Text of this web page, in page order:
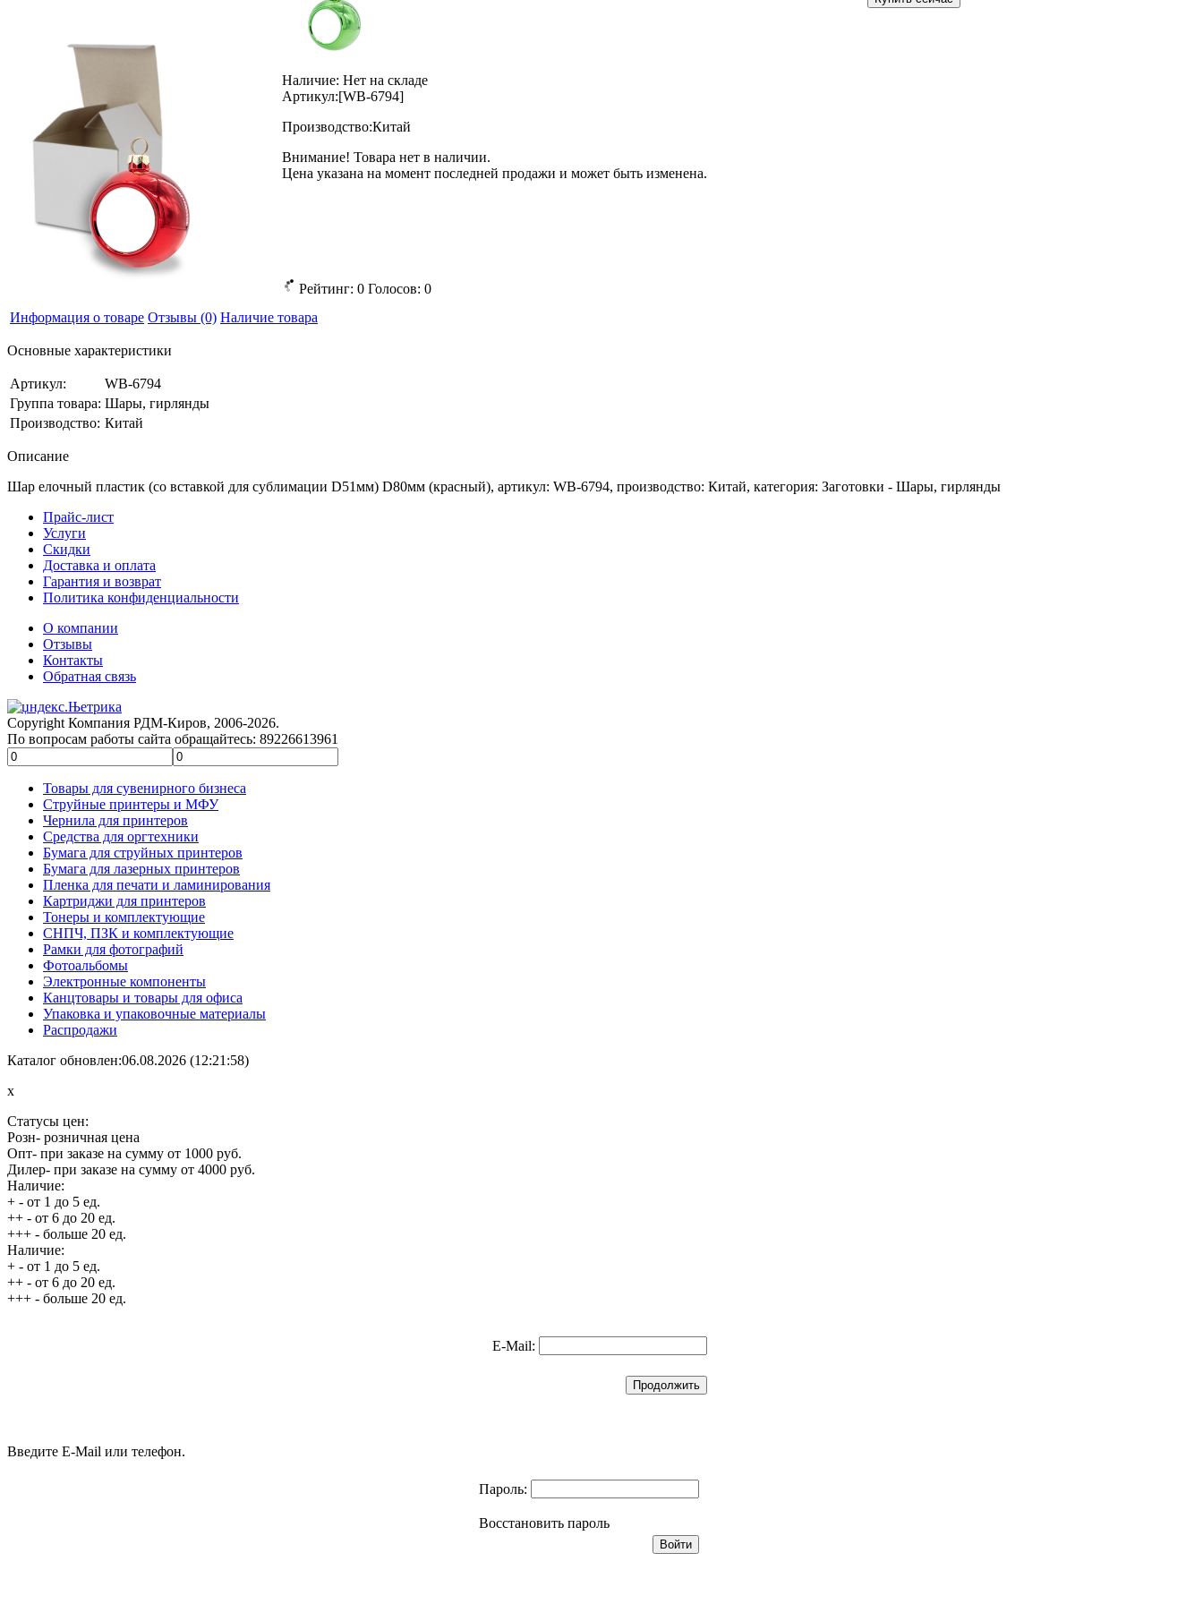
Наличие: Нет на складе
Артикул:[WB-6794]
Производство:Китай
Внимание! Товара нет в наличии.
Цена указана на момент последней продажи и может быть изменена.
Рейтинг: 0 Голосов: 0
Информация о товаре Отзывы (0) Наличие товара
Основные характеристики
Артикул:
WB-6794
Группа товара: Шары, гирлянды
Производство: Китай
Описание
Шар елочный пластик (со вставкой для сублимации D51мм) D80мм (красный), артикул: WB-6794, производство: Китай, категория: Заготовки - Шары, гирлянды
Прайс-лист
Услуги
Скидки
Доставка и оплата
Гарантия и возврат
Политика конфиденциальности
О компании
Отзывы
Контакты
Обратная связь
Copyright Компания РДМ-Киров, 2006-2026.
По вопросам работы сайта обращайтесь: 89226613961
Товары для сувенирного бизнеса
Струйные принтеры и МФУ
Чернила для принтеров
Средства для оргтехники
Бумага для струйных принтеров
Бумага для лазерных принтеров
Пленка для печати и ламинирования
Картриджи для принтеров
Тонеры и комплектующие
СНПЧ, ПЗК и комплектующие
Рамки для фотографий
Фотоальбомы
Электронные компоненты
Канцтовары и товары для офиса
Упаковка и упаковочные материалы
Распродажи
Каталог обновлен:06.08.2026 (12:21:58)
x
Статусы цен:
Розн- розничная цена
Опт- при заказе на сумму от 1000 руб.
Дилер- при заказе на сумму от 4000 руб.
Наличие:
+ - от 1 до 5 ед.
++ - от 6 до 20 ед.
+++ - больше 20 ед.
Наличие:
+ - от 1 до 5 ед.
++ - от 6 до 20 ед.
+++ - больше 20 ед.
E-Mail:
Введите E-Mail или телефон.
Пароль:
Восстановить пароль